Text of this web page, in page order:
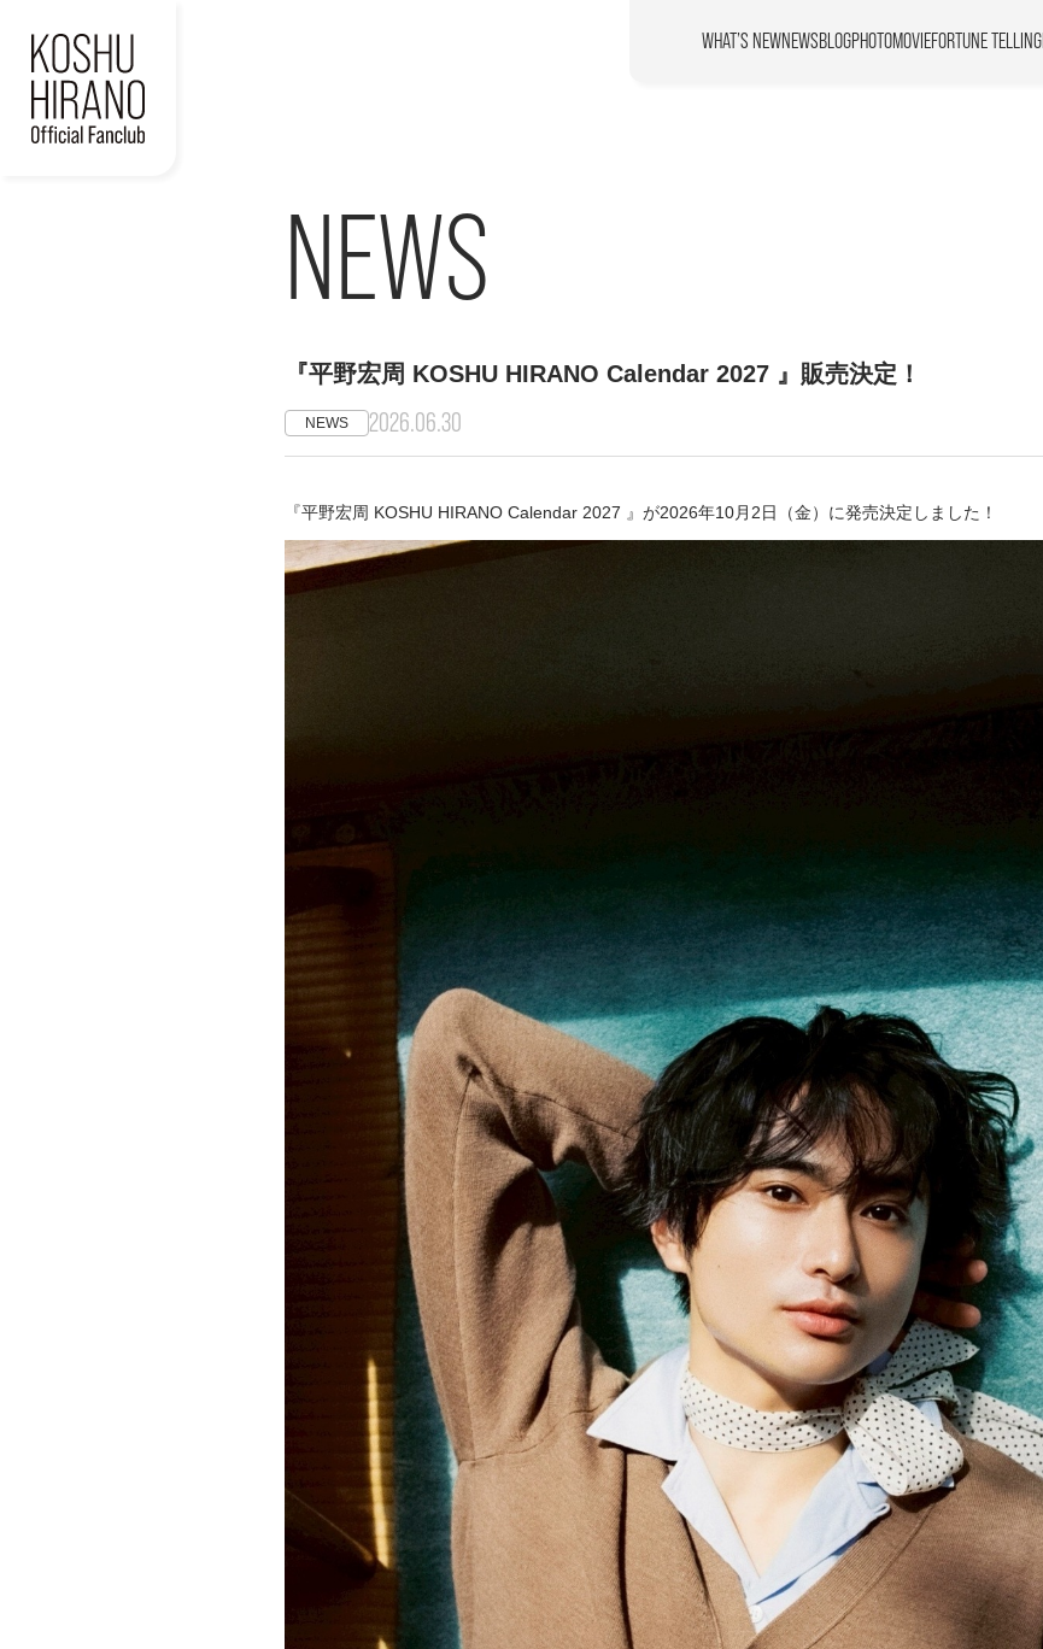
WHAT’S NEWNEWSBLOGPHOTOMOVIEFORTUNE TELLING
NEWS
『平野宏周 KOSHU HIRANO Calendar 2027 』販売決定！
NEWS 2026.06.30
『平野宏周 KOSHU HIRANO Calendar 2027 』が2026年10月2日（金）に発売決定しました！